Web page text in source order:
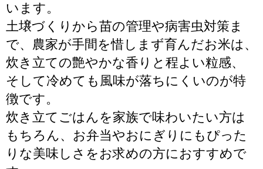
います。
土壌づくりから苗の管理や病害虫対策ま
で、農家が手間を惜しまず育んだお米は、
炊き立ての艶やかな香りと程よい粒感、
そして冷めても風味が落ちにくいのが特
徴です。
炊き立てごはんを家族で味わいたい方は
もちろん、お弁当やおにぎりにもぴった
りな美味しさをお求めの方におすすめで